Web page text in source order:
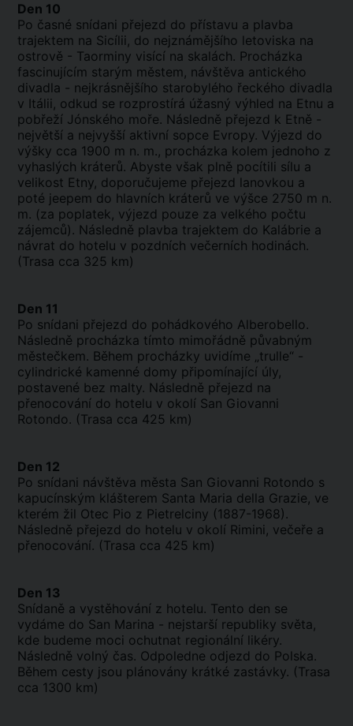
Den 10
Po časné snídani přejezd do přístavu a plavba
trajektem na Sicílii, do nejznámějšího letoviska na
ostrově - Taorminy visící na skalách. Procházka
fascinujícím starým městem, návštěva antického
divadla - nejkrásnějšího starobylého řeckého divadla
v Itálii, odkud se rozprostírá úžasný výhled na Etnu a
pobřeží Jónského moře. Následně přejezd k Etně -
největší a nejvyšší aktivní sopce Evropy. Výjezd do
výšky cca 1900 m n. m., procházka kolem jednoho z
vyhaslých kráterů. Abyste však plně pocítili sílu a
velikost Etny, doporučujeme přejezd lanovkou a
poté jeepem do hlavních kráterů ve výšce 2750 m n.
m. (za poplatek, výjezd pouze za velkého počtu
zájemců). Následně plavba trajektem do Kalábrie a
návrat do hotelu v pozdních večerních hodinách.
(Trasa cca 325 km)
Den 11
Po snídani přejezd do pohádkového Alberobello.
Následně procházka tímto mimořádně půvabným
městečkem. Během procházky uvidíme „trulle“ -
cylindrické kamenné domy připomínající úly,
postavené bez malty. Následně přejezd na
přenocování do hotelu v okolí San Giovanni
Rotondo. (Trasa cca 425 km)
Den 12
Po snídani návštěva města San Giovanni Rotondo s
kapucínským klášterem Santa Maria della Grazie, ve
kterém žil Otec Pio z Pietrelciny (1887-1968).
Následně přejezd do hotelu v okolí Rimini, večeře a
přenocování. (Trasa cca 425 km)
Den 13
Snídaně a vystěhování z hotelu. Tento den se
vydáme do San Marina - nejstarší republiky světa,
kde budeme moci ochutnat regionální likéry.
Následně volný čas. Odpoledne odjezd do Polska.
Během cesty jsou plánovány krátké zastávky. (Trasa
cca 1300 km)